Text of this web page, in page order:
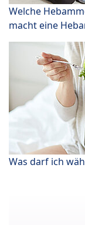
Welche
macht eine
Was darf ich